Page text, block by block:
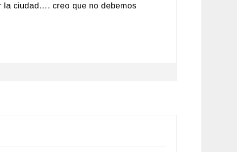
la ciudad…. creo que no debemos